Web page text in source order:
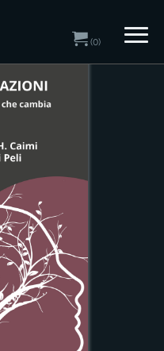
(0)